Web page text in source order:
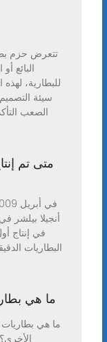
تتعرض حزم
البائع
للبطارية،
سيئة
الصعب
أنجيلا بيلشر
البطاريات
ما هي
ما هي بطاريات